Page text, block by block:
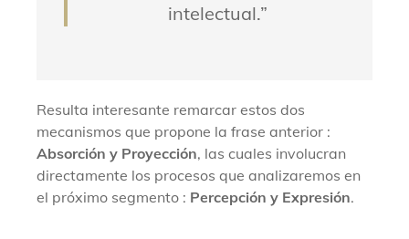
intelectual.”
Resulta interesante remarcar estos dos
mecanismos que propone la frase anterior :
Absorción y Proyección, las cuales involucran
directamente los procesos que analizaremos en
el próximo segmento : Percepción y Expresión.